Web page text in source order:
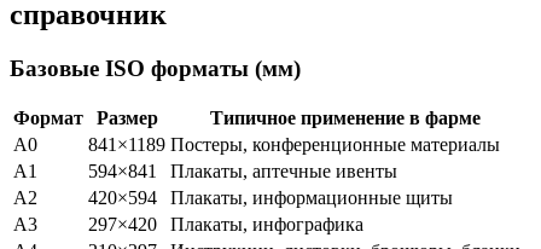
справочник
Базовые ISO форматы (мм)
Формат Размер
Типичное применение в фарме
A0
841×1189 Постеры, конференционные материалы
A1
594×841
Плакаты, аптечные ивенты
A2
420×594
Плакаты, информационные щиты
A3
297×420
Плакаты, инфографика